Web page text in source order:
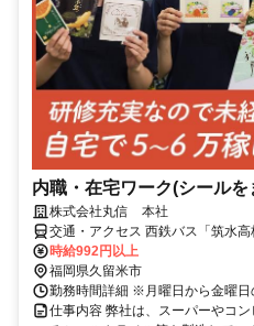
内職・在宅ワーク(シール
株式会社丸信 本社
交通・アクセス 西鉄バス「筑水
時給992円以上
福岡県久留米市
勤務時間詳細 ※月曜日から金曜
仕事内容 弊社は、スーパーやコ